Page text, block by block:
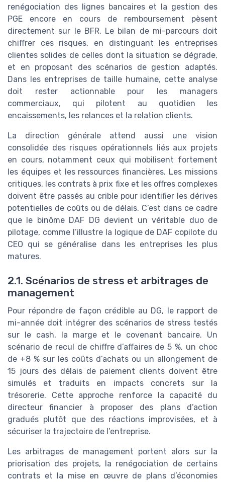
renégociation des lignes bancaires et la gestion des
PGE encore en cours de remboursement pèsent
directement sur le BFR. Le bilan de mi-parcours doit
chiffrer ces risques, en distinguant les entreprises
clientes solides de celles dont la situation se dégrade,
et en proposant des scénarios de gestion adaptés.
Dans les entreprises de taille humaine, cette analyse
doit rester actionnable pour les managers
commerciaux, qui pilotent au quotidien les
encaissements, les relances et la relation clients.
La direction générale attend aussi une vision
consolidée des risques opérationnels liés aux projets
en cours, notamment ceux qui mobilisent fortement
les équipes et les ressources financières. Les missions
critiques, les contrats à prix fixe et les offres complexes
doivent être passés au crible pour identifier les dérives
potentielles de coûts ou de délais. C’est dans ce cadre
que le binôme DAF DG devient un véritable duo de
pilotage, comme l’illustre la logique de DAF copilote du
CEO qui se généralise dans les entreprises les plus
matures.
2.1. Scénarios de stress et arbitrages de
management
Pour répondre de façon crédible au DG, le rapport de
mi-année doit intégrer des scénarios de stress testés
sur le cash, la marge et le covenant bancaire. Un
scénario de recul de chiffre d’affaires de 5 %, un choc
de +8 % sur les coûts d’achats ou un allongement de
15 jours des délais de paiement clients doivent être
simulés et traduits en impacts concrets sur la
trésorerie. Cette approche renforce la capacité du
directeur financier à proposer des plans d’action
gradués plutôt que des réactions improvisées, et à
sécuriser la trajectoire de l’entreprise.
Les arbitrages de management portent alors sur la
priorisation des projets, la renégociation de certains
contrats et la mise en œuvre de plans d’économies